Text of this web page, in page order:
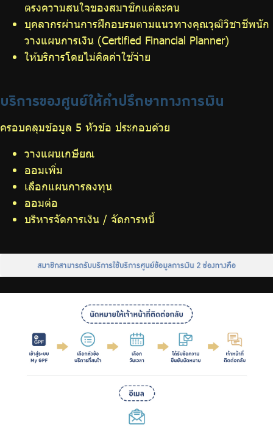
ตรงความสนใจของสมาชิกแต่ละคน
บุคลากรผ่านการฝึกอบรมตามแนวทางคุณวุฒิวิชาชีพนัก
วางแผนการเงิน (Certified Financial Planner)
ให้บริการโดยไม่คิดค่าใช้จ่าย
บริการของศูนย์ให้คำปรึกษาทางการเงิน
ครอบคลุมข้อมูล 5 หัวข้อ ประกอบด้วย
วางแผนเกษียณ
ออมเพิ่ม
เลือกแผนการลงทุน
ออมต่อ
บริหารจัดการเงิน / จัดการหนี้